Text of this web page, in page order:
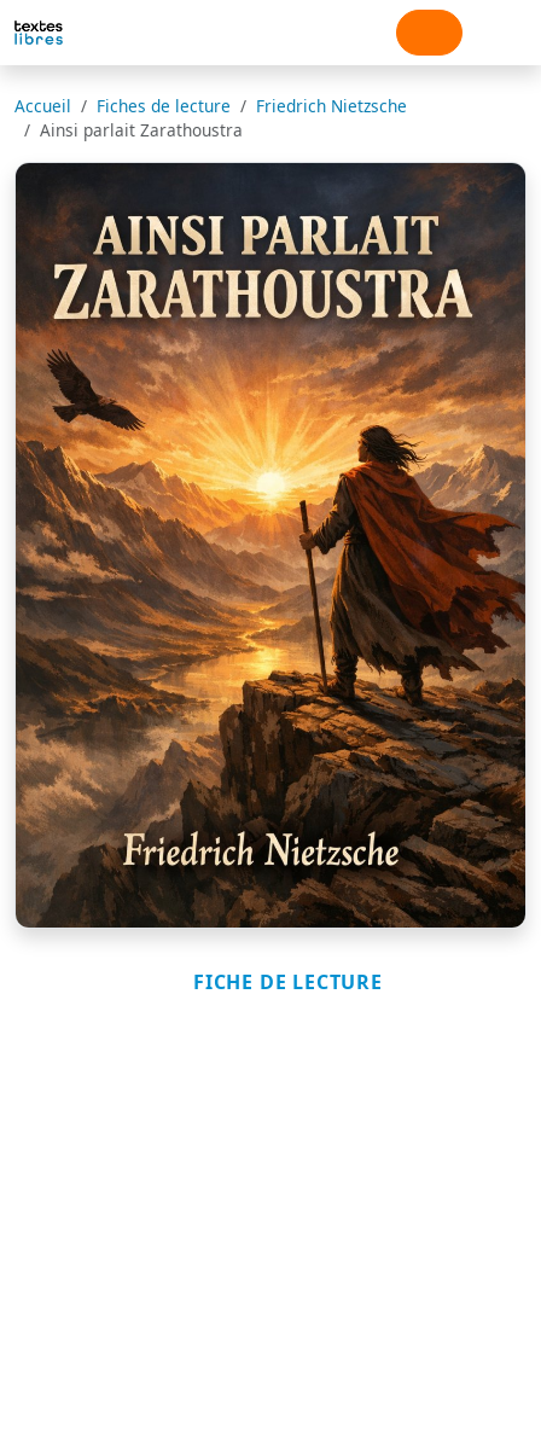
Accueil Fiches de lecture
Friedrich Nietzsche
Ainsi parlait Zarathoustra
FICHE DE LECTURE